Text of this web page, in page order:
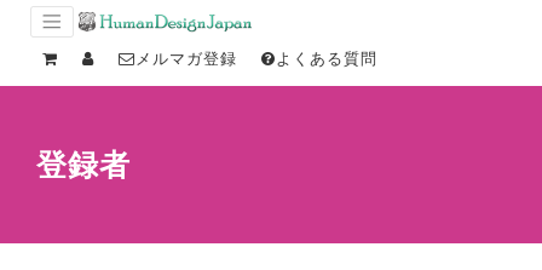
メルマガ登録 よくある質問
登録者